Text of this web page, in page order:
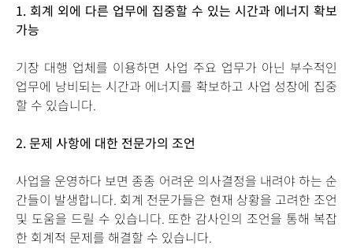
1. 회계 외에 다른 업무에 집중할 수 있는 시간과 에너지 확보
가능
기장 대행 업체를 이용하면 사업 주요 업무가 아닌 부수적인
업무에 낭비되는 시간과 에너지를 확보하고 사업 성장에 집중
할 수 있습니다.
2.문제 사항에 대한 전문가의 조언
사업을 운영하다 보면 종종 어려운 의사결정을 내려야 하는 순
간들이 발생합니다. 회계 전문가들은 현재 상황을 고려한 조언
및 도움을 드릴 수 있습니다. 또한 감사인의 조언을 통해 복잡
한 회계적 문제를 해결할 수 있습니다.